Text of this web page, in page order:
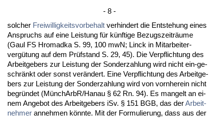
- 8 -
sol­cher Frei­wil­lig­keits­vor­be­halt ver­hin­dert die Ent­ste­hung ei­nes
An­spruchs auf ei­ne Leis­tung für künf­ti­ge Be­zugs­zeiträume
(Gaul FS Hromad­ka S. 99, 100 mwN; Linck in Mit­ar­bei­ter­
vergütung auf dem Prüfstand S. 29, 45). Die Ver­pflich­tung des
Ar­beit­ge­bers zur Leis­tung der Son­der­zah­lung wird nicht ein-ge­
schränkt oder sonst verändert. Ei­ne Ver­pflich­tung des Ar­beit­ge­
bers zur Leis­tung der Son­der­zah­lung wird von vorn­her­ein nicht
be­gründet (MünchArbR/Ha­nau § 62 Rn. 94). Es man­gelt an ei­
nem An­ge­bot des Ar­beit­ge­bers iSv. § 151 BGB, das derAr­beit­
neh­mer an­neh­men könn­te. Mit der For­mu­lie­rung, dass aus der